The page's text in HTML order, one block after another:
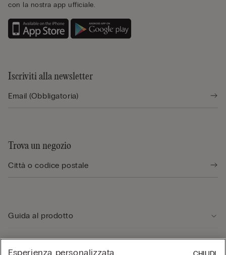
con la nostra app ufficiale.
Iscriviti alla newsletter
Trova un negozio
Guida al prodotto
Esperienza personalizzata